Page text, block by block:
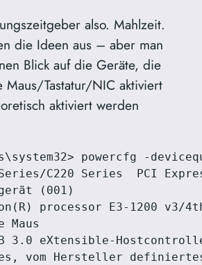
also. Mahlzeit.
die Ideen aus – aber man
Blick auf die Geräte, die
Maus/Tastatur/NIC aktiviert
aktiviert werden
powercfg -
C220 Series  PCI
(001)
processor E3-1200 v3/
Maus
3.0 eXtensible-
vom Hersteller